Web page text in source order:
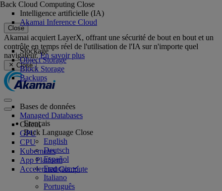
Close
Akamai acquiert LayerX, offrant une sécurité de bout en bout et un
contrôle en temps réel de l'utilisation de l'IA sur n'importe quel
navigateur.En savoir plus
Close
Français
Back Language Close
English
Deutsch
Español
Français
Italiano
Português
Back Cloud Computing Close
Intelligence artificielle (IA)
Akamai Inference Cloud
Stockage
Object Storage
Block Storage
Backups
Bases de données
Managed Databases
Calcul
GPU
CPU
Kubernetes
App Platform
Accelerated Compute